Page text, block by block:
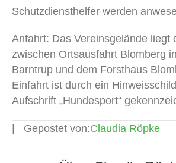
Schutzdiensthelfer werden
Anfahrt: Das Vereinsgelände liegt
zwischen Ortsausfahrt Blomberg
Barntrup und dem Forsthaus
Einfahrt ist durch ein
Aufschrift „Hundesport“
Gepostet von:Claudia Röpke